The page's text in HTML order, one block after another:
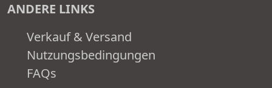
ANDERE LINKS
Verkauf & Versand
Nutzungsbedingungen
FAQs